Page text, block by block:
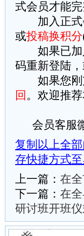
式会员才能
加入正式
或投稿换积分
如果已加
码重新登陆
如果您刚
回 。欢迎推
会员客服微
复制以上全
存快捷方式
上一篇： 在
下一篇： 在
研讨班开班